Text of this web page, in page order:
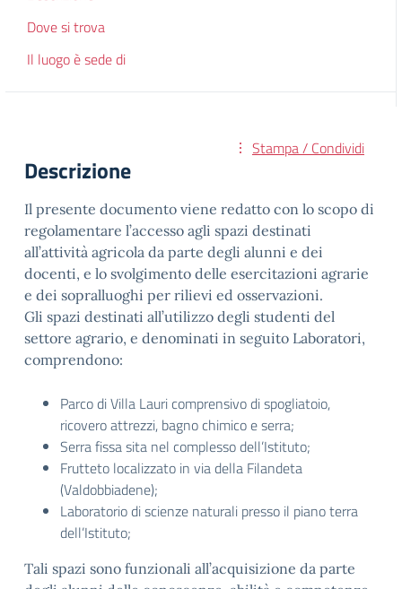
Dove si trova
Il luogo è sede di
Stampa / Condividi
Descrizione
Il presente documento viene redatto con lo scopo di
regolamentare l’accesso agli spazi destinati
all’attività agricola da parte degli alunni e dei
docenti, e lo svolgimento delle esercitazioni agrarie
e dei sopralluoghi per rilievi ed osservazioni.
Gli spazi destinati all’utilizzo degli studenti del
settore agrario, e denominati in seguito Laboratori,
comprendono:
Parco di Villa Lauri comprensivo di spogliatoio,
ricovero attrezzi, bagno chimico e serra;
Serra fissa sita nel complesso dell’Istituto;
Frutteto localizzato in via della Filandeta
(Valdobbiadene);
Laboratorio di scienze naturali presso il piano terra
dell’Istituto;
Tali spazi sono funzionali all’acquisizione da parte